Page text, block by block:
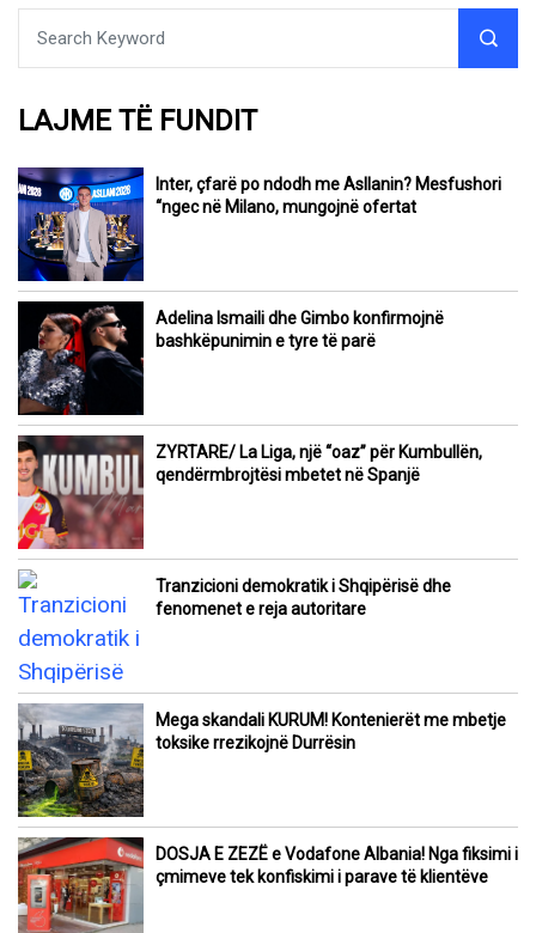
LAJME TË FUNDIT
Inter, çfarë po ndodh me Asllanin? Mesfushori
“ngec në Milano, mungojnë ofertat
Adelina Ismaili dhe Gimbo konfirmojnë
bashkëpunimin e tyre të parë
ZYRTARE/ La Liga, një “oaz” për Kumbullën,
qendërmbrojtësi mbetet në Spanjë
Tranzicioni demokratik i Shqipërisë dhe
fenomenet e reja autoritare
Mega skandali KURUM! Kontenierët me mbetje
toksike rrezikojnë Durrësin
DOSJA E ZEZË e Vodafone Albania! Nga fiksimi i
çmimeve tek konfiskimi i parave të klientëve